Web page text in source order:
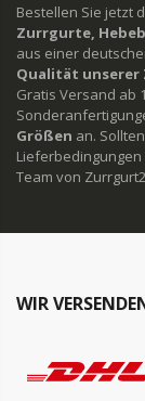
Bestellen Sie jetzt
Zurrgurte,
aus einer
Qualität unserer
Gratis Versand ab
Größen an.
Team von
WIR